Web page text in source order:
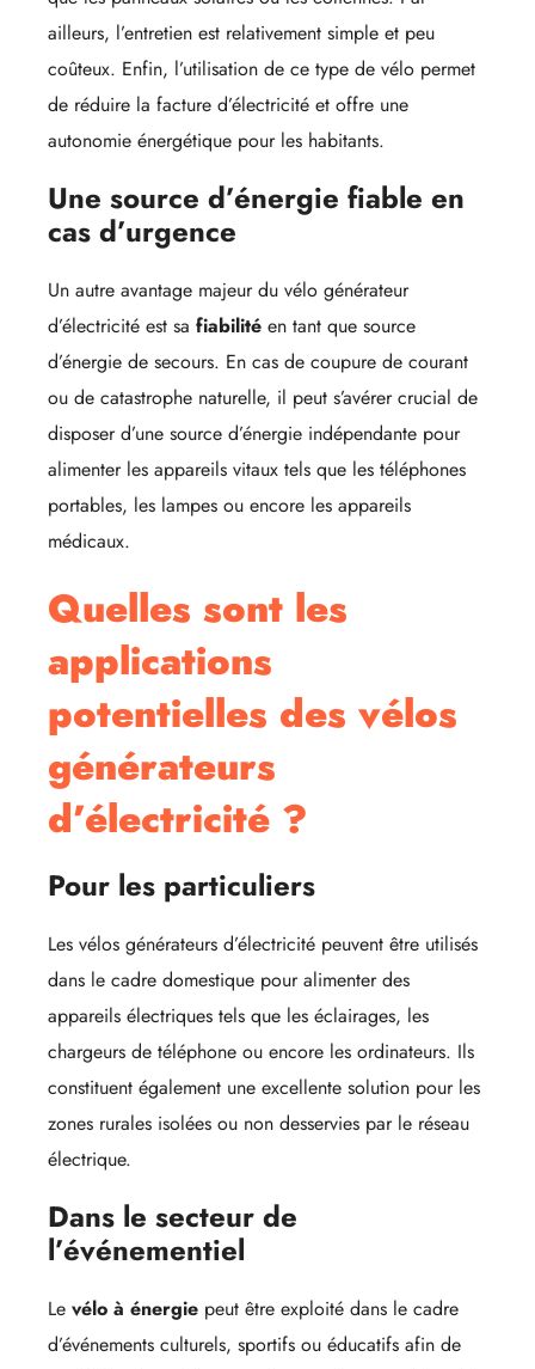
ailleurs, l’entretien est relativement simple et peu
coûteux. Enfin, l’utilisation de ce type de vélo permet
de réduire la facture d’électricité et offre une
autonomie énergétique pour les habitants.
Une source d’énergie fiable en
cas d’urgence
Un autre avantage majeur du vélo générateur
d’électricité est sa fiabilité en tant que source
d’énergie de secours. En cas de coupure de courant
ou de catastrophe naturelle, il peut s’avérer crucial de
disposer d’une source d’énergie indépendante pour
alimenter les appareils vitaux tels que les téléphones
portables, les lampes ou encore les appareils
médicaux.
Quelles sont les
applications
potentielles des vélos
générateurs
d’électricité ?
Pour les particuliers
Les vélos générateurs d’électricité peuvent être utilisés
dans le cadre domestique pour alimenter des
appareils électriques tels que les éclairages, les
chargeurs de téléphone ou encore les ordinateurs. Ils
constituent également une excellente solution pour les
zones rurales isolées ou non desservies par le réseau
électrique.
Dans le secteur de
l’événementiel
Le vélo à énergie peut être exploité dans le cadre
d’événements culturels, sportifs ou éducatifs afin de